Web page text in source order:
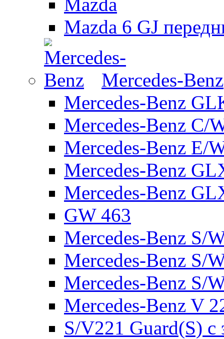
Mazda 6 GJ
Mercedes-Benz
Mercedes-Benz
Mercedes-Benz C/
Mercedes-Benz E/
Mercedes-Benz
Mercedes-Benz
GW 463
Mercedes-Benz S/
Mercedes-Benz S/
Mercedes-Benz S/
Mercedes-Benz V
S/V221 Guard(S) с